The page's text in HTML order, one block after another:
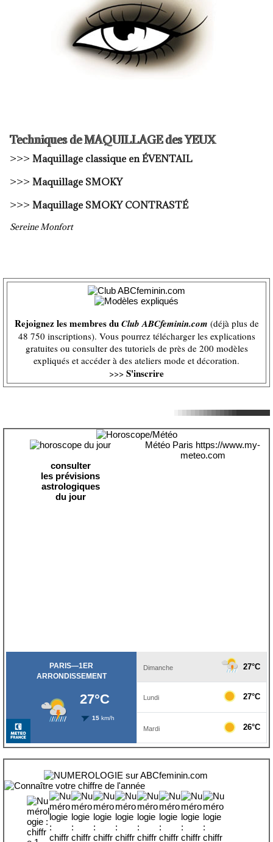
Techniques de MAQUILLAGE des YEUX
>>> Maquillage classique en ÉVENTAIL
>>> Maquillage SMOKY
>>> Maquillage SMOKY CONTRASTÉ
Sereine Monfort
Rejoignez les membres duClub ABCfeminin.com (déjà plus de
48 750 inscriptions). Vous pourrez télécharger les explications
gratuites ou consulter des tutoriels de près de 200 modèles
expliqués et accéder à des ateliers mode et décoration.
>>> S'inscrire
consulter
les prévisions
astrologiques
du jour
Météo Paris https://www.my-
meteo.com